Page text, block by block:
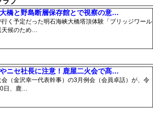
橋と野島断層保存館とで視察の意…
く予定だった明石海峡大橋塔頂体験「ブリッジワール
天候のため…
ニセ社長に注意！鹿屋二火会で髙…
（金沢幸一代表幹事）の3月例会（会員卓話）が、令
日、鹿…